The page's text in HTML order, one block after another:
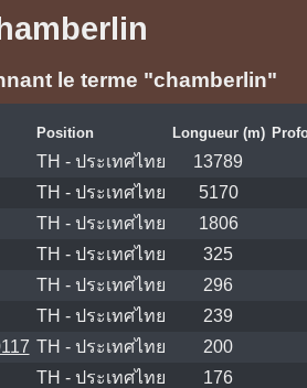
le terme "chamberlin"
Position Longueur (m)
TH - ประเทศไทย 13789
TH - ประเทศไทย 5170
TH - ประเทศไทย 1806
TH - ประเทศไทย 325
TH - ประเทศไทย 296
TH - ประเทศไทย 239
TH - ประเทศไทย 200
TH - ประเทศไทย 176